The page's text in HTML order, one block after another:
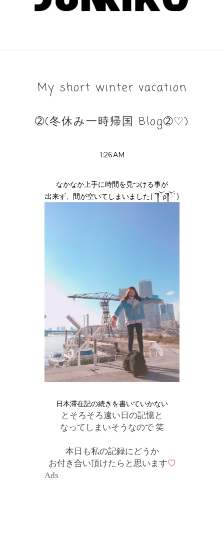
My short winter vacation
➁(冬休み一時帰国 Blog➁♡)
1:26 AM
なかなか上手に時間を見つける事が
出来ず、間が空いてしまいました(´༎ຶོρ༎ຶོ`)
日本滞在記の続きを書いていかない
とそろそろ遠い日の記憶と
なってしまいそうなので 笑
本日も私の記録にどうか
お付き合い頂けたらと思います♡
Ads